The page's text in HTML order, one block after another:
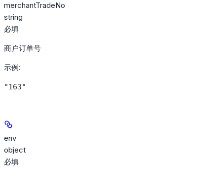
merchantTradeNo
string
必填
商户订单号
示例:
"163"
env
object
必填